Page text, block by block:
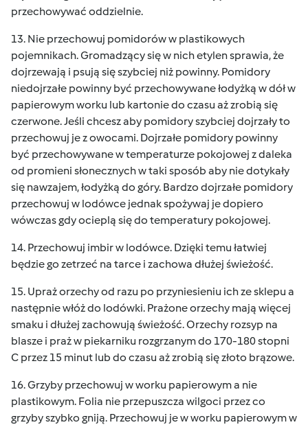
przechowywać oddzielnie.
13. Nie przechowuj pomidorów w plastikowych
pojemnikach. Gromadzący się w nich etylen sprawia, że
dojrzewają i psują się szybciej niż powinny. Pomidory
niedojrzałe powinny być przechowywane łodyżką w dół w
papierowym worku lub kartonie do czasu aż zrobią się
czerwone. Jeśli chcesz aby pomidory szybciej dojrzały to
przechowuj je z owocami. Dojrzałe pomidory powinny
być przechowywane w temperaturze pokojowej z daleka
od promieni słonecznych w taki sposób aby nie dotykały
się nawzajem, łodyżką do góry. Bardzo dojrzałe pomidory
przechowuj w lodówce jednak spożywaj je dopiero
wówczas gdy ocieplą się do temperatury pokojowej.
14. Przechowuj imbir w lodówce. Dzięki temu łatwiej
będzie go zetrzeć na tarce i zachowa dłużej świeżość.
15. Upraż orzechy od razu po przyniesieniu ich ze sklepu a
następnie włóż do lodówki. Prażone orzechy mają więcej
smaku i dłużej zachowują świeżość. Orzechy rozsyp na
blasze i praż w piekarniku rozgrzanym do 170-180 stopni
C przez 15 minut lub do czasu aż zrobią się złoto brązowe.
16. Grzyby przechowuj w worku papierowym a nie
plastikowym. Folia nie przepuszcza wilgoci przez co
grzyby szybko gniją. Przechowuj je w worku papierowym w